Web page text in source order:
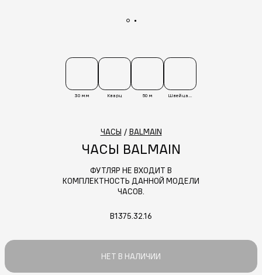
30 мм Кварц 50 м Швейцария
ЧАСЫ / BALMAIN
ЧАСЫ BALMAIN
ФУТЛЯР НЕ ВХОДИТ В
КОМПЛЕКТНОСТЬ ДАННОЙ МОДЕЛИ
ЧАСОВ.
B1375.32.16
НЕТ В НАЛИЧИИ